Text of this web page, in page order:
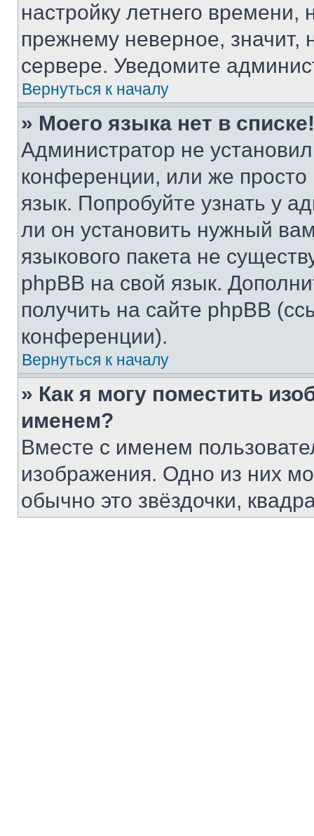
настройку летнего
прежнему неверное, значит,
сервере. Уведомите
Вернуться к началу
» Моего языка нет в списке!
Администратор не
конференции, или же
язык. Попробуйте узнать у
ли он установить нужный
языкового пакета не
phpBB на свой язык.
получить на сайте phpBB
конференции).
Вернуться к началу
» Как я могу поместить
именем?
Вместе с именем
изображения. Одно из них
обычно это звёздочки,